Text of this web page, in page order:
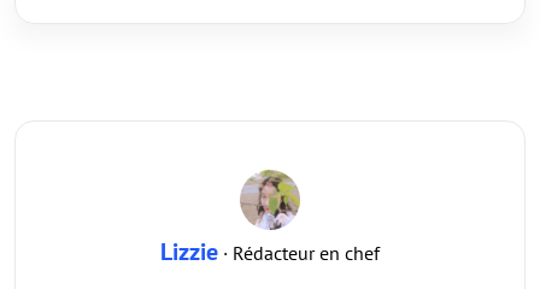
Lizzie · Rédacteur en chef